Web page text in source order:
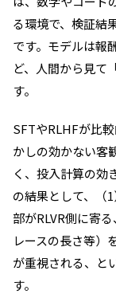
る環境で、検証結
です。モデルは報
ど、人間から見て
す。
SFTやRLHFが比
かしの効かない客
く、投入計算の効
の結果として、（
部がRLVR側に寄
レースの長さ等）
が重視される、と
す。